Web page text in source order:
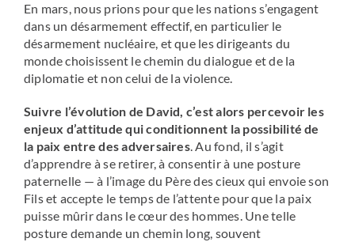
En mars, nous prions pour que les nations s’engagent
dans un désarmement effectif, en particulier le
désarmement nucléaire, et que les dirigeants du
monde choisissent le chemin du dialogue et de la
diplomatie et non celui de la violence.
Suivre l’évolution de David, c’est alors percevoir les
enjeux d’attitude qui conditionnent la possibilité de
la paix entre des adversaires. Au fond, il s’agit
d’apprendre à se retirer, à consentir à une posture
paternelle — à l’image du Père des cieux qui envoie son
Fils et accepte le temps de l’attente pour que la paix
puisse mûrir dans le cœur des hommes. Une telle
posture demande un chemin long, souvent